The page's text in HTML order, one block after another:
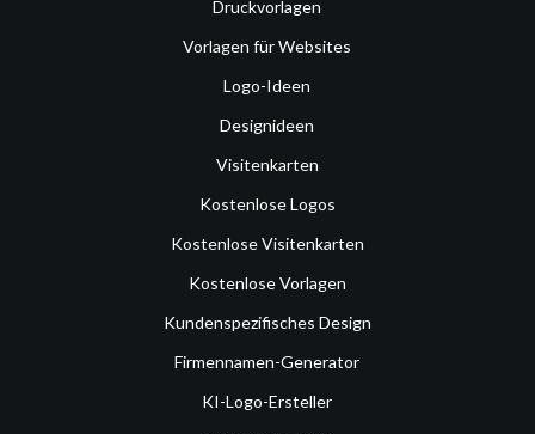
Druckvorlagen
Vorlagen für Websites
Logo-Ideen
Designideen
Visitenkarten
Kostenlose Logos
Kostenlose Visitenkarten
Kostenlose Vorlagen
Kundenspezifisches Design
Firmennamen-Generator
KI-Logo-Ersteller